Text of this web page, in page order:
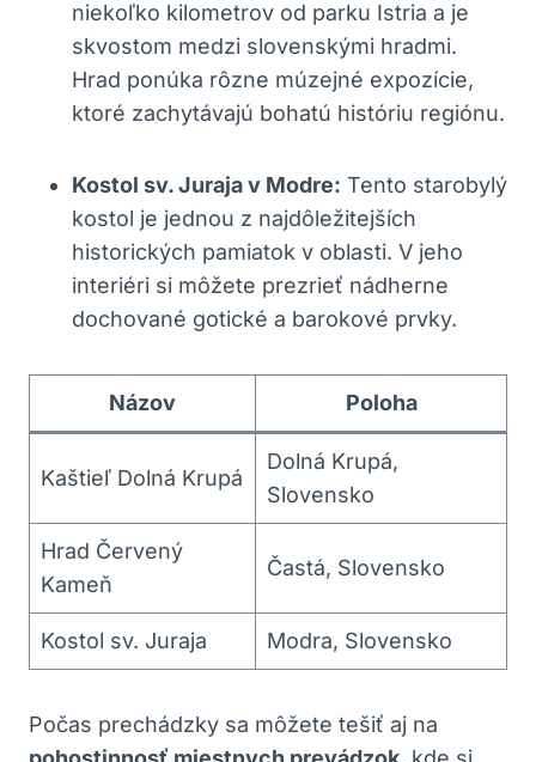
niekoľko kilometrov od parku Istria a je
skvostom medzi slovenskými hradmi.
Hrad ponúka rôzne múzejné expozície,
ktoré zachytávajú bohatú históriu regiónu.
Kostol sv. Juraja v Modre: Tento starobylý
kostol je jednou z najdôležitejších
historických pamiatok v oblasti. V jeho
interiéri si môžete prezrieť nádherne
dochované gotické a barokové prvky.
Názov Poloha
Kaštieľ Dolná Krupá
Dolná Krupá,
Slovensko
Hrad Červený
Kameň
Častá, Slovensko
Kostol sv. Juraja Modra, Slovensko
Počas prechádzky sa môžete tešiť aj na